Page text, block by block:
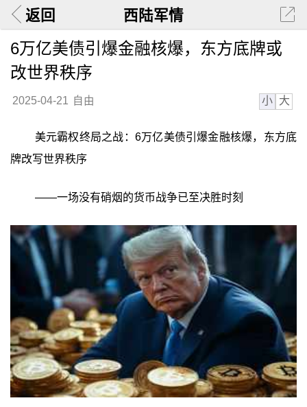
返回 西陆军情
6万亿美债引爆金融核爆，东方底牌或
改世界秩序
2025-04-21 自由 小 大
美元霸权终局之战：6万亿美债引爆金融核爆，东方底
牌改写世界秩序
——一场没有硝烟的货币战争已至决胜时刻